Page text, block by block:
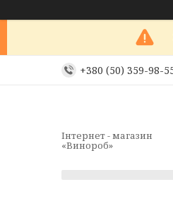
+380 (50) 359-98-
Інтернет - магазин
«Винороб»